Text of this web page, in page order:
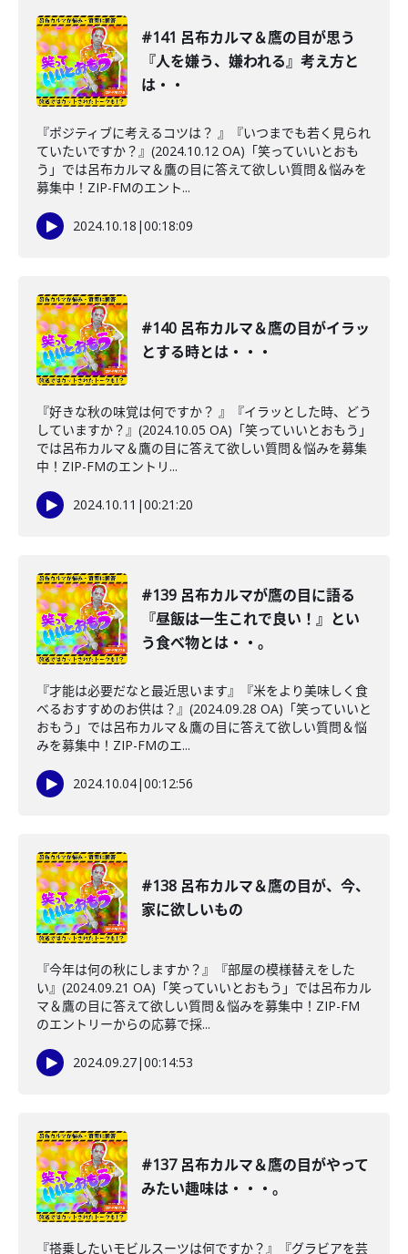
#141 呂布カルマ＆鷹の目が思う
『人を嫌う、嫌われる』考え方と
は・・
『ポジティブに考えるコツは？ 』『いつまでも若く見られ
ていたいですか？』(2024.10.12 OA)「笑っていいとおも
う」では呂布カルマ＆鷹の目に答えて欲しい質問＆悩みを
募集中！ZIP-FMのエント...
2024.10.18 |00:18:09
#140 呂布カルマ＆鷹の目がイラッ
とする時とは・・・
『好きな秋の味覚は何ですか？ 』『イラッとした時、どう
していますか？』(2024.10.05 OA)「笑っていいとおもう」
では呂布カルマ＆鷹の目に答えて欲しい質問＆悩みを募集
中！ZIP-FMのエントリ...
2024.10.11 |00:21:20
#139 呂布カルマが鷹の目に語る
『昼飯は一生これで良い！』とい
う食べ物とは・・。
『才能は必要だなと最近思います』『米をより美味しく食
べるおすすめのお供は？』(2024.09.28 OA)「笑っていいと
おもう」では呂布カルマ＆鷹の目に答えて欲しい質問＆悩
みを募集中！ZIP-FMのエ...
2024.10.04|00:12:56
#138 呂布カルマ＆鷹の目が、今、
家に欲しいもの
『今年は何の秋にしますか？』『部屋の模様替えをした
い』(2024.09.21 OA)「笑っていいとおもう」では呂布カル
マ＆鷹の目に答えて欲しい質問＆悩みを募集中！ZIP-FM
のエントリーからの応募で採...
2024.09.27|00:14:53
#137 呂布カルマ＆鷹の目がやって
みたい趣味は・・・。
『搭乗したいモビルスーツは何ですか？』『グラビアを芸